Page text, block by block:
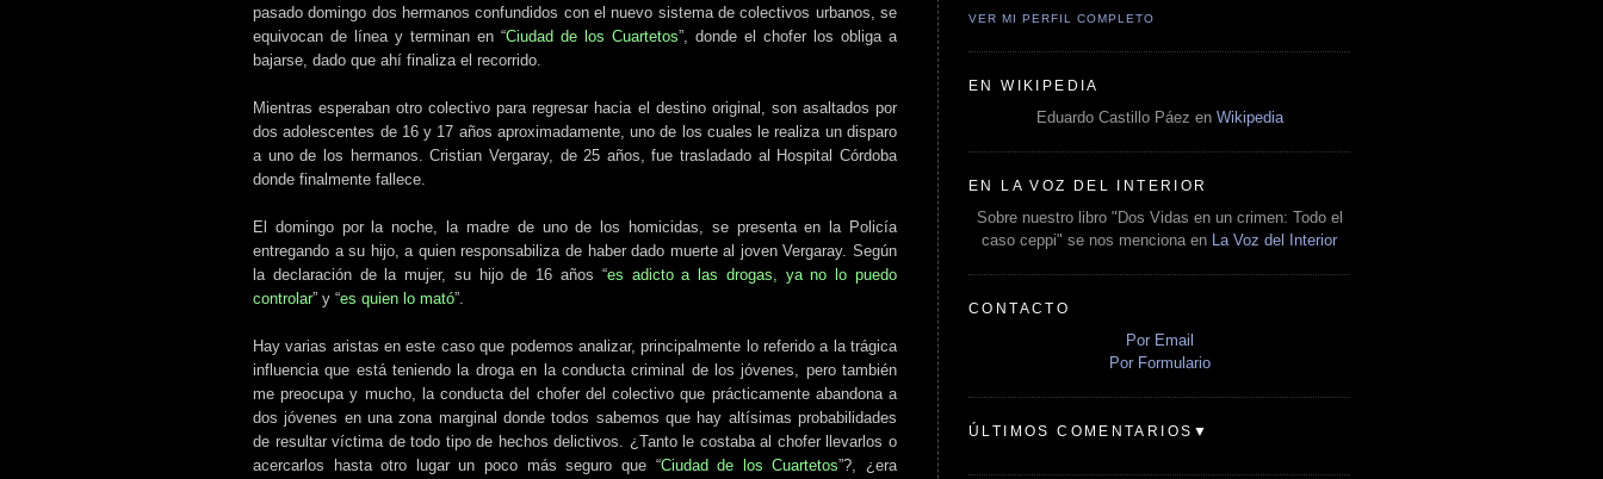
pasado domingo dos hermanos confundidos con el nuevo sistema de colectivos urbanos, se
equivocan de línea y terminan en “Ciudad de los Cuartetos”, donde el chofer los obliga a
bajarse, dado que ahí finaliza el recorrido.
Mientras esperaban otro colectivo para regresar hacia el destino original, son asaltados por
dos adolescentes de 16 y 17 años aproximadamente, uno de los cuales le realiza un disparo
a uno de los hermanos. Cristian Vergaray, de 25 años, fue trasladado al Hospital Córdoba
donde finalmente fallece.
El domingo por la noche, la madre de uno de los homicidas, se presenta en la Policía
entregando a su hijo, a quien responsabiliza de haber dado muerte al joven Vergaray. Según
la declaración de la mujer, su hijo de 16 años “es adicto a las drogas, ya no lo puedo
controlar” y “es quien lo mató”.
Hay varias aristas en este caso que podemos analizar, principalmente lo referido a la trágica
influencia que está teniendo la droga en la conducta criminal de los jóvenes, pero también
me preocupa y mucho, la conducta del chofer del colectivo que prácticamente abandona a
dos jóvenes en una zona marginal donde todos sabemos que hay altísimas probabilidades
de resultar víctima de todo tipo de hechos delictivos. ¿Tanto le costaba al chofer llevarlos o
acercarlos hasta otro lugar un poco más seguro que “Ciudad de los Cuartetos”?, ¿era
VER MI PERFIL COMPLETO
EN WIKIPEDIA
Eduardo Castillo Páez en Wikipedia
EN LA VOZ DEL INTERIOR
Sobre nuestro libro "Dos Vidas en un crimen: Todo el
caso ceppi" se nos menciona en
La Voz del Interior
CONTACTO
Por Email
Por Formulario
ÚLTIMOS COMENTARIOS▼